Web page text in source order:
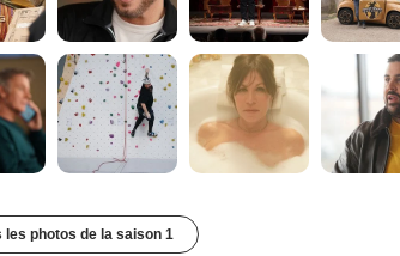
les photos de la saison 1